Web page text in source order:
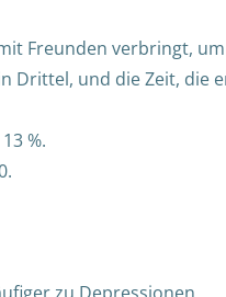
Freunden verbringt, um
Drittel, und die Zeit, die
%.